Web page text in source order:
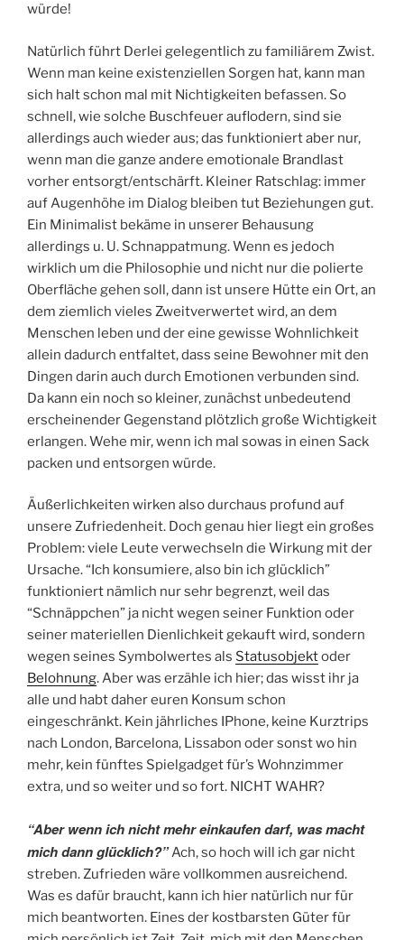
würde!
Natürlich führt Derlei gelegentlich zu familiärem Zwist.
Wenn man keine existenziellen Sorgen hat, kann man
sich halt schon mal mit Nichtigkeiten befassen. So
schnell, wie solche Buschfeuer auflodern, sind sie
allerdings auch wieder aus; das funktioniert aber nur,
wenn man die ganze andere emotionale Brandlast
vorher entsorgt/entschärft. Kleiner Ratschlag: immer
auf Augenhöhe im Dialog bleiben tut Beziehungen gut.
Ein Minimalist bekäme in unserer Behausung
allerdings u. U. Schnappatmung. Wenn es jedoch
wirklich um die Philosophie und nicht nur die polierte
Oberfläche gehen soll, dann ist unsere Hütte ein Ort, an
dem ziemlich vieles Zweitverwertet wird, an dem
Menschen leben und der eine gewisse Wohnlichkeit
allein dadurch entfaltet, dass seine Bewohner mit den
Dingen darin auch durch Emotionen verbunden sind.
Da kann ein noch so kleiner, zunächst unbedeutend
erscheinender Gegenstand plötzlich große Wichtigkeit
erlangen. Wehe mir, wenn ich mal sowas in einen Sack
packen und entsorgen würde.
Äußerlichkeiten wirken also durchaus profund auf
unsere Zufriedenheit. Doch genau hier liegt ein großes
Problem: viele Leute verwechseln die Wirkung mit der
Ursache. “Ich konsumiere, also bin ich glücklich”
funktioniert nämlich nur sehr begrenzt, weil das
“Schnäppchen” ja nicht wegen seiner Funktion oder
seiner materiellen Dienlichkeit gekauft wird, sondern
wegen seines Symbolwertes als Statusobjektoder
Belohnung. Aber was erzähle ich hier; das wisst ihr ja
alle und habt daher euren Konsum schon
eingeschränkt. Kein jährliches IPhone, keine Kurztrips
nach London, Barcelona, Lissabon oder sonst wo hin
mehr, kein fünftes Spielgadget für’s Wohnzimmer
extra, und so weiter und so fort. NICHT WAHR?
“Aber wenn ich nicht mehr einkaufen darf, was macht
mich dann glücklich?”Ach, so hoch will ich gar nicht
streben. Zufrieden wäre vollkommen ausreichend.
Was es dafür braucht, kann ich hier natürlich nur für
mich beantworten. Eines der kostbarsten Güter für